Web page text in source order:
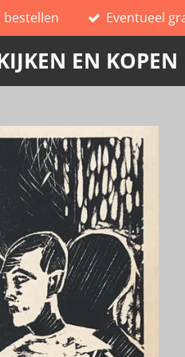
bestellen Eventueel
EN KOPEN